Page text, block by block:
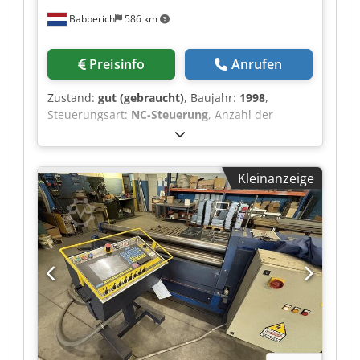
Babberich 586 km
Preisinfo Anrufen
Zustand: gut (gebraucht), Baujahr: 1998,
Steuerungsart: NC-Steuerung, Anzahl der
, Unterwalzendurchmesser:
Oberwalzendurchmesser:560 mm,
Seitenwalzendurchmesser:420 mm,
Walzendurchmesser:440 mm, Walzenlänge:
3’100 mm, Gesamtgewicht:45’000 kg,
Gesamtlänge:8’700 mm, Gesamtbreite:2’900
mm, Gesamthöhe:3’075 mm, Leistung:81 kW
(110.13 PS), Kleinster Biegedurchmesser: 640
mm Anpresskraft gegen die Oberwalze: 5800 kN
Konusbiegevorrichtung Zentralschmieranlage
Ausgerüstet für Walzenwechsel
(Schnellwechselsystem) Walzenbreite: 3100mm
Blechstärke bei 3 x Oberwalze Ø: 50mm
Blechstärke bei 5 x Oberwalze Ø: 60mm
Kleinanzeige